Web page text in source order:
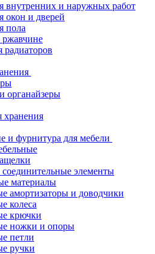
внутренних и наружных работ
окон и дверей
пола
радиаторов
органайзеры
хранения
и фурнитура для мебели
элементы
материалы
амортизаторы и доводчики
колеса
крючки
ножки и опоры
петли
ручки